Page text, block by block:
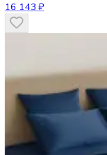
16 143 ₽